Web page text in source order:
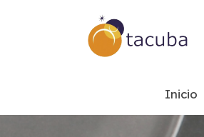
Inicio